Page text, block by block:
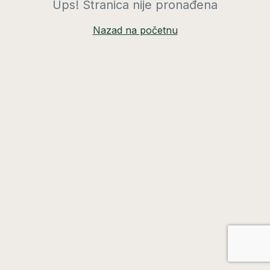
Ups! Stranica nije pronađena
Nazad na početnu